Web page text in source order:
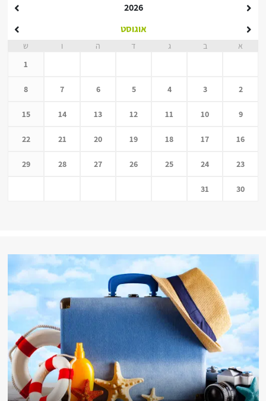
2026
אוגוסט
א ב ג ד ה ו
ש
1
2
3
4
5
6
7
8
9
10
11
12
13
14
15
16
17
18
19
20
21
22
23
24
25
26
27
28
29
30
31